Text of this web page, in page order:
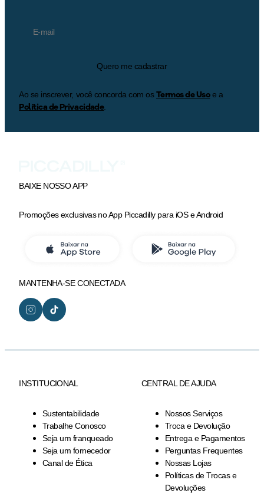
Quero me cadastrar
Ao se inscrever, você concorda com osTermos de Usoe a
Política de Privacidade.
BAIXE NOSSO APP
Promoções exclusivas no App Piccadilly para iOS e Android
MANTENHA-SE CONECTADA
INSTITUCIONAL
Sustentabilidade
Trabalhe Conosco
Seja um franqueado
Seja um fornecedor
Canal de Ética
CENTRAL DE AJUDA
Nossos Serviços
Troca e Devolução
Entrega e Pagamentos
Perguntas Frequentes
Nossas Lojas
Políticas de Trocas e
Devoluções